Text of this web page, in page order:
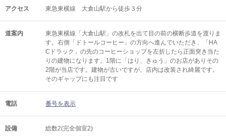
アクセス 東急東横線 大倉山駅から徒歩３分
道案内
東急東横線「大倉山駅」の改札を出て目の前の横断歩道を渡りま
す。右側「ドトールコーヒー」の方向へ進んでいただき、「HA
Cドラック」の先のコーヒーショップを左折したら正面突き当た
りの建物になります。1階に「はり、きゅう」のお店がありその
2階が当店です。建物が古いですが、店内は改装され綺麗です。
そのギャップにも注目です
電話 番号を表示
設備 総数2(完全個室2)